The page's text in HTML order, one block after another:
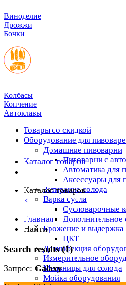
Виноделие
Дрожжи
Бочки
Колбасы
Копчение
Автоклавы
Товары со скидкой
Оборудование для
Домашние пивоварни
Пивоварни с
Автоматика для
Аксессуары для
Затирание солода
Варка сусла
Cусловарочные
Дополнительное
Брожение и выдержка
ЦКТ
Дезинфекция
Измерительное
Мельницы для солода
Мойка оборудования
Каталог товаров
Каталог товаров
×
Главная
Найти
Search results (1)
Запрос: Galaxy